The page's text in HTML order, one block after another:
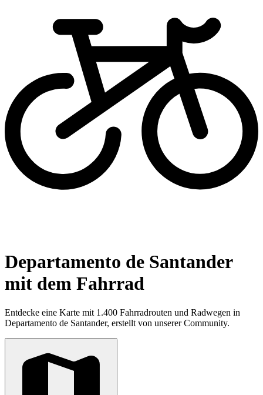
Departamento de Santander
mit dem Fahrrad
Entdecke eine Karte mit 1.400 Fahrradrouten und Radwegen in
Departamento de Santander, erstellt von unserer Community.